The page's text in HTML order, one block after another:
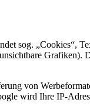
sog. „Cookies“,
Grafiken).
von
wird Ihre IP-